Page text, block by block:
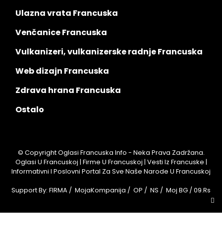
Ulazna vrata Francuska
Venčanice Francuska
Vulkanizeri, vulkanizerske radnje Francuska
Web dizajn Francuska
Zdrava hrana Francuska
Ostalo
© Copyright Oglasi Francuska Info - Neka Prava Zadržana.
Oglasi U Francuskoj | Firme U Francuskoj | Vesti Iz Francuske |
Informativni I Poslovni Portal Za Sve Naše Narode U Francuskoj
Support By: FIRMA / MojaKompanija / OP / NS / Moj BG /09.rs